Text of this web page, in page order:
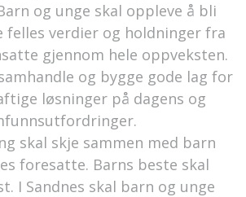
og unge skal oppleve å bli
felles verdier og holdninger fra
gjennom hele oppveksten.
og bygge gode lag for
løsninger på dagens og
skal skje sammen med barn
foresatte. Barns beste skal
I Sandnes skal barn og unge